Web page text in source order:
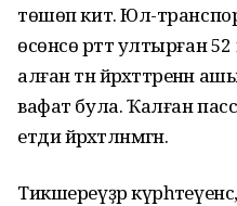
төшөп китә. Юл-
өсөнсө рәттә ултырған
алған тән йәрәхәттәренән
вафат була. Ҡалған
етди йәрәхәтләнмәгән.
Тикшереүҙәр